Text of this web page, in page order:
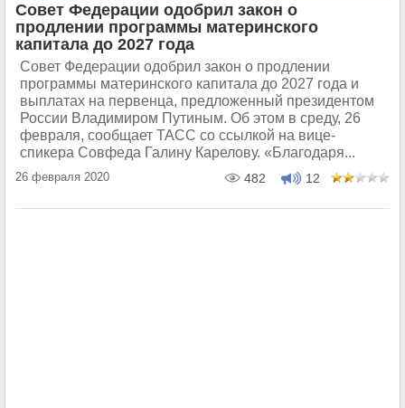
Совет Федерации одобрил закон о
продлении программы материнского
капитала до 2027 года
Совет Федерации одобрил закон о продлении
программы материнского капитала до 2027 года и
выплатах на первенца, предложенный президентом
России Владимиром Путиным. Об этом в среду, 26
февраля, сообщает ТАСС со ссылкой на вице-
спикера Совфеда Галину Карелову. «Благодаря...
26 февраля 2020 482 12